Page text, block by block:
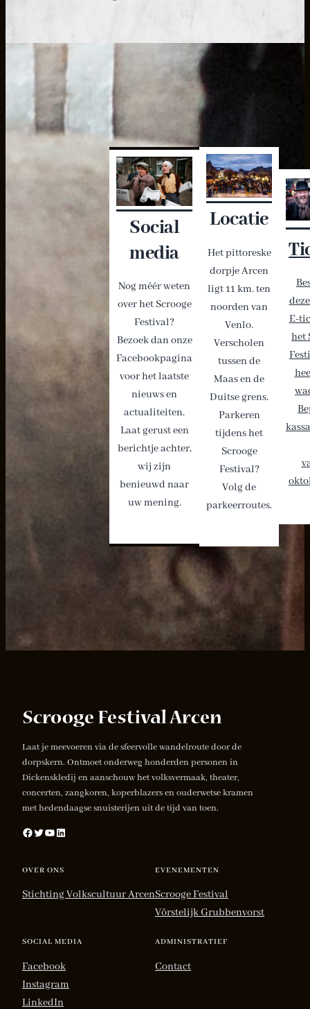
Social
media
Nog méér weten
over het Scrooge
Festival?
Bezoek dan onze
Facebookpagina
voor het laatste
nieuws en
actualiteiten.
Laat gerust een
berichtje achter,
wij zijn
benieuwd naar
uw mening.
Locatie
Het pittoreske
dorpje Arcen
ligt 11 km. ten
noorden van
Venlo.
Verscholen
tussen de
Maas en de
Duitse grens.
Parkeren
tijdens het
Scrooge
Festival?
Volg de
parkeerroutes.
E-
het
Laat je meevoeren via de sfeervolle wandelroute door de
dorpskern. Ontmoet onderweg honderden personen in
Dickenskledij en aanschouw het volksvermaak, theater,
concerten, zangkoren, koperblazers en ouderwetse kramen
met hedendaagse snuisterijen uit de tijd van toen.
Facebook Twitter YouTube LinkedIn
OVER ONS
Stichting Volkscultuur Arcen
EVENEMENTEN
Scrooge Festival
Vôrstelijk Grubbenvorst
SOCIAL MEDIA
Facebook
Instagram
LinkedIn
ADMINISTRATIEF
Contact